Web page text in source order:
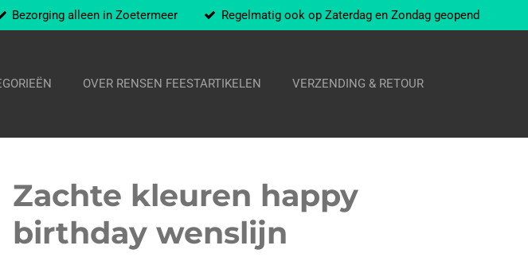
Bezorging alleen in Zoetermeer Regelmatig ook op Zaterdag en Zondag geopend
OVER RENSEN FEESTARTIKELEN
VERZENDING & RETOUR
Zachte kleuren happy
birthday wenslijn